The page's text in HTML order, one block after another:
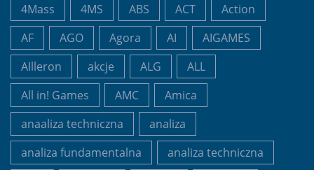
4Mass
4MS ABS ACT
Action
AF
AGO Agora AI
AIGAMES
AIlleron
akcje ALG
ALL
All in! Games
AMC
Amica
anaaliza techniczna
analiza
analiza fundamentalna
analiza techniczna